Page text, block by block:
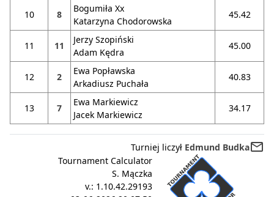
10 8
Bogumiła Xx
Katarzyna Chodorowska
45.42
11 11
Jerzy Szopiński
Adam Kędra
45.00
12 2
Ewa Popławska
Arkadiusz Puchała
40.83
13 7
Ewa Markiewicz
Jacek Markiewicz
34.17
Turniej liczył Edmund Budkamail_outline
Tournament Calculator
S. Mączka
v.: 1.10.42.29193